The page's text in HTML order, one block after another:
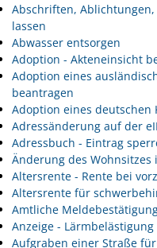
Abschriften,
lassen
Abwasser entsorgen
Adoption - Akteneinsicht
Adoption eines
beantragen
Adoption eines deutschen
Adressänderung auf der
Adressbuch - Eintrag
Änderung des
Altersrente - Rente bei
Altersrente für
Amtliche
Anzeige -
Aufgraben einer Straße